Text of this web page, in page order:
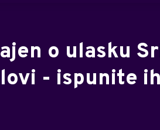
o ulasku
- ispunite ih